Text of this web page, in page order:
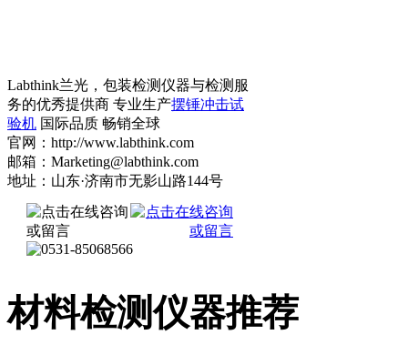
Labthink兰光，包装检测仪器与检测服
务的优秀提供商 专业生产摆锤冲击试
验机 国际品质 畅销全球
官网：http://www.labthink.com
邮箱：Marketing@labthink.com
地址：山东·济南市无影山路144号
材料检测仪器推荐